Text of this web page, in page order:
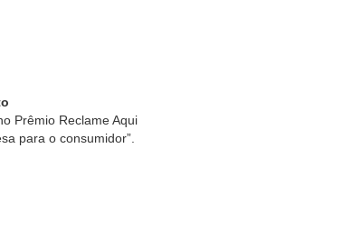
Prêmio Reclame Aqui
para o consumidor”.